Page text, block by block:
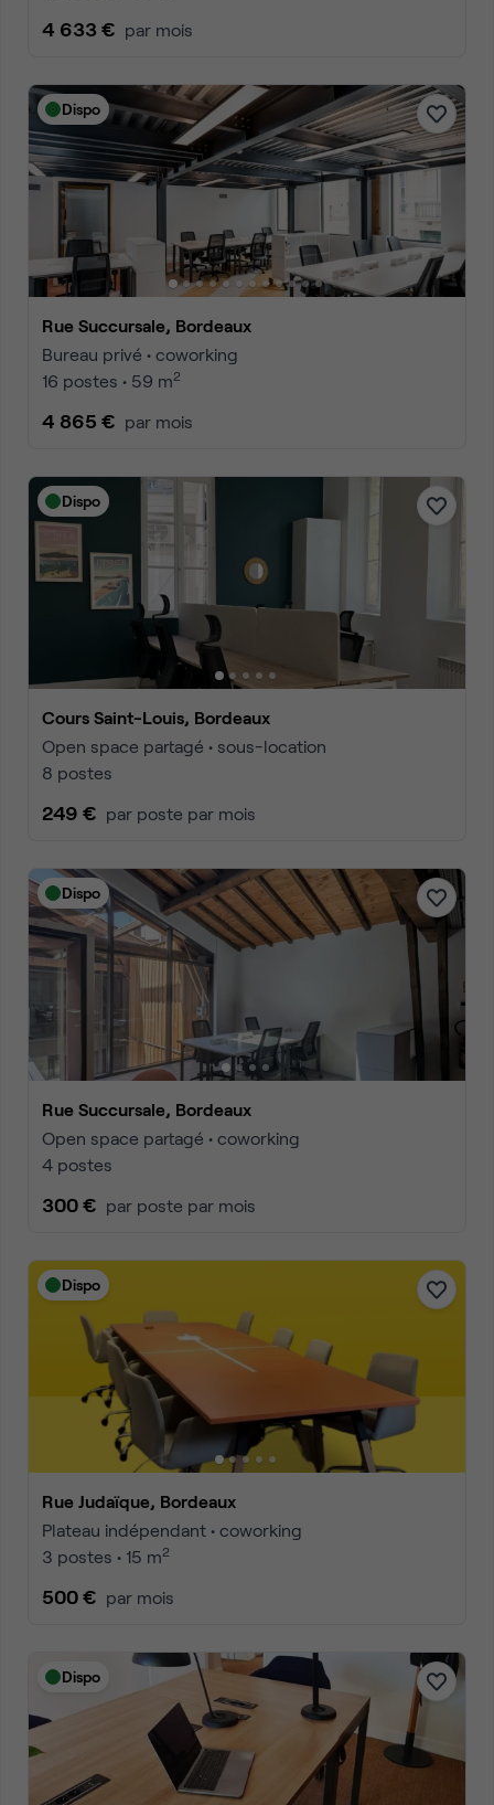
4 633 € par mois
Dispo
Rue Succursale, Bordeaux
Bureau privé • coworking
16 postes • 59 m2
4 865 € par mois
Dispo
Cours Saint-Louis, Bordeaux
Open space partagé • sous-location
8 postes
249 € par poste par mois
Dispo
Rue Succursale, Bordeaux
Open space partagé • coworking
4 postes
300 € par poste par mois
Dispo
Rue Judaïque, Bordeaux
Plateau indépendant • coworking
3 postes • 15 m2
500 € par mois
Dispo